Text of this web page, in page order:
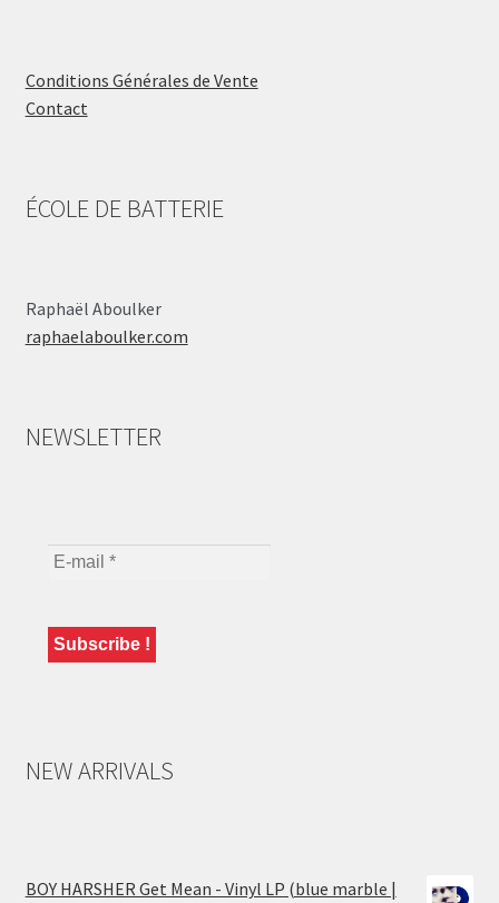
Conditions Générales de Vente
Contact
ÉCOLE DE BATTERIE
Raphaël Aboulker
raphaelaboulker.com
NEWSLETTER
NEW ARRIVALS
BOY HARSHER Get Mean - Vinyl LP (blue marble |